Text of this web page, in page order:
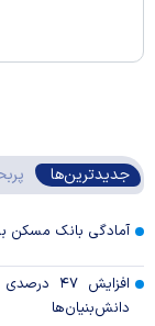
جدیدترین‌ها
آمادگی بانک مسکن
افزایش
دانش‌بنیان‌ها